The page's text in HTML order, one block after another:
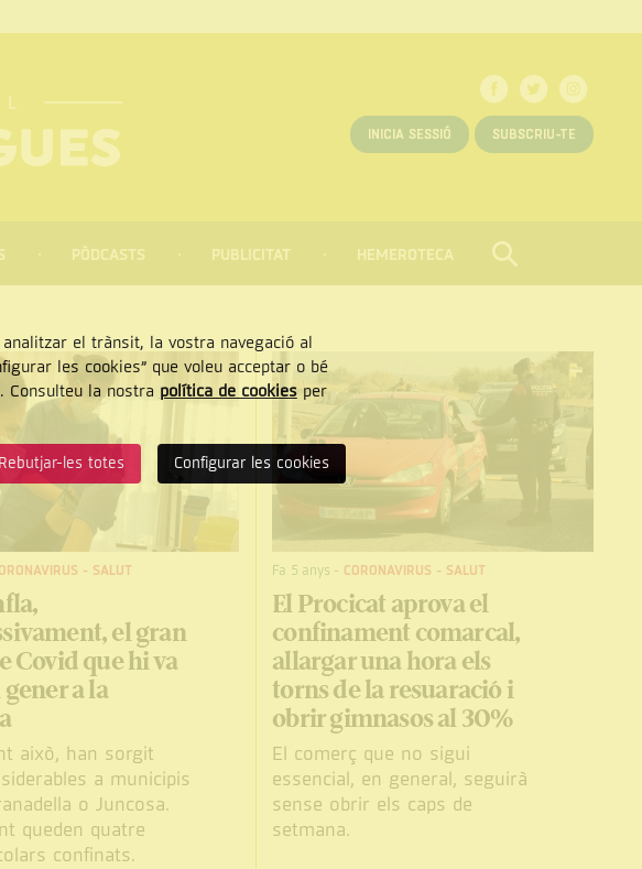
INICIA SESSIÓ SUBSCRIU-TE
PÒDCASTS PUBLICITAT HEMEROTECA CERCAR
- SALUT
el gran
Covid que hi va
a la
això, han sorgit
a municipis
o Juncosa.
queden quatre
confinats.
Fa 5 anys - CORONAVIRUS - SALUT
El Procicat aprova el
confinament comarcal,
allargar una hora els
torns de la resuaració i
obrir gimnasos al 30%
El comerç que no sigui
essencial, en general, seguirà
sense obrir els caps de
setmana.
el trànsit, la vostra navegació al
les cookies” que voleu acceptar o bé
Consulteu la nostra política de cookiesper
Rebutjar-les totes Configurar les cookies